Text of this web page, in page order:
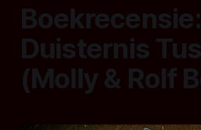
Duisternis
(Molly & Rolf